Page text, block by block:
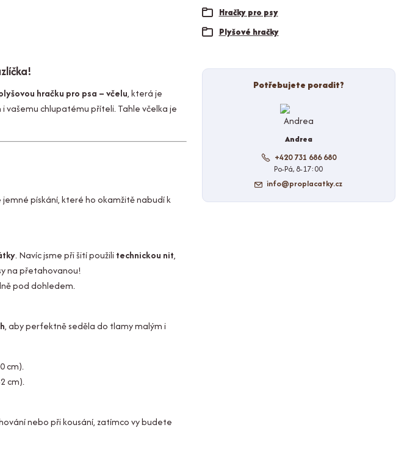
hračku pro psa – včelu, která je
vašemu chlupatému příteli. Tahle včelka je
jemné pískání, které ho okamžitě nabudí k
. Navíc jsme při šití použilitechnickou nit,
na přetahovanou!
pod dohledem.
, aby perfektně seděla do tlamy malým i
cm).
cm).
nebo při kousání, zatímco vy budete
Hračky pro psy
Plyšové hračky
Potřebujete poradit?
Andrea
+420 731 686 680
Po-Pá, 8-17:00
info@proplacatky.cz